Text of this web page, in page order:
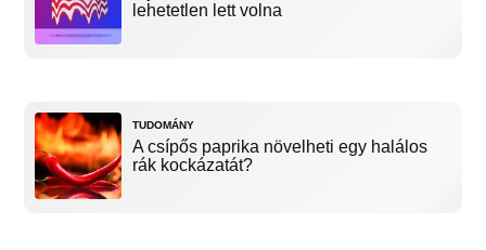
lehetetlen lett volna
TUDOMÁNY
A csípős paprika növelheti egy halálos
rák kockázatát?